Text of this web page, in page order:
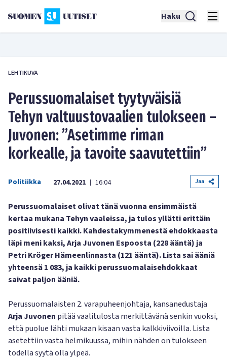
Haku
LEHTIKUVA
Perussuomalaiset tyytyväisiä
Tehyn valtuustovaalien tulokseen –
Juvonen: ”Asetimme riman
korkealle, ja tavoite saavutettiin”
Politiikka 27.04.2021 | 16:04 Jaa
Perussuomalaiset olivat tänä vuonna ensimmäistä
kertaa mukana Tehyn vaaleissa, ja tulos yllätti erittäin
positiivisesti kaikki. Kahdestakymmenestä ehdokkaasta
läpi meni kaksi, Arja Juvonen Espoosta (228 ääntä) ja
Petri Kröger Hämeenlinnasta (121 ääntä). Lista sai ääniä
yhteensä 1 083, ja kaikki perussuomalaisehdokkaat
saivat paljon ääniä.
Perussuomalaisten 2. varapuheenjohtaja, kansanedustaja
Arja Juvonen pitää vaalitulosta merkittävänä senkin vuoksi,
että puolue lähti mukaan kisaan vasta kalkkiviivoilla. Lista
asetettiin vasta helmikuussa, mihin nähden on tulokseen
todella syytä olla ylpeä.